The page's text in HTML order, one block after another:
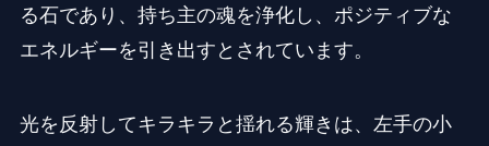
る石であり、持ち主の魂を浄化し、ポジティブな
エネルギーを引き出すとされています。
光を反射してキラキラと揺れる輝きは、左手の小